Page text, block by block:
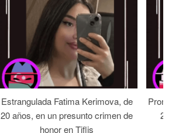
Estrangulada Fatima Kerimova, de
20 años, en un presunto crimen de
honor en Tiflis
22